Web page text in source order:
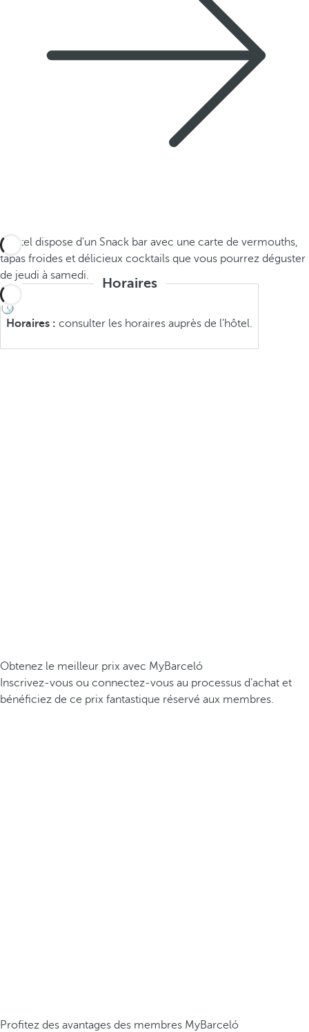
L'hôtel dispose d'un Snack bar avec une carte de vermouths,
tapas froides et délicieux cocktails que vous pourrez déguster
de jeudi à samedi.
Horaires
Horaires : consulter les horaires auprès de l'hôtel.
Obtenez le meilleur prix avec MyBarceló
Inscrivez-vous ou connectez-vous au processus d’achat et
bénéficiez de ce prix fantastique réservé aux membres.
Profitez des avantages des membres MyBarceló